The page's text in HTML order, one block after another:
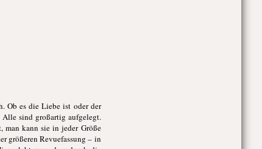
Ob es die Liebe ist oder der
Alle sind großartig aufgelegt.
man kann sie in jeder Größe
größeren Revuefassung – in